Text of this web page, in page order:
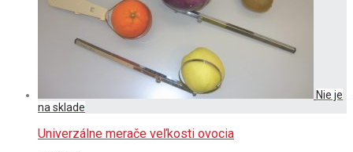
Univerzálne merače veľkosti ovocia